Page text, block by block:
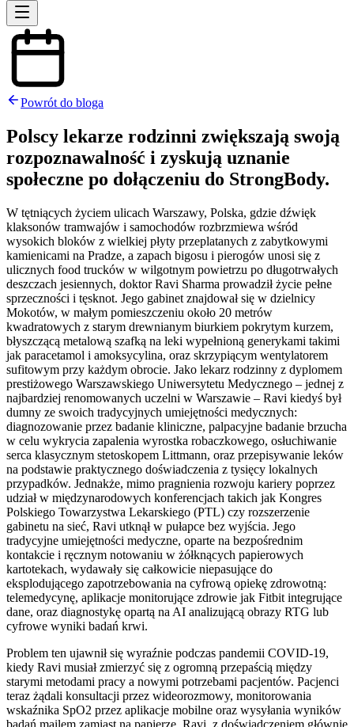
Powrót do bloga
Polscy lekarze rodzinni zwiększają swoją
rozpoznawalność i zyskują uznanie
społeczne po dołączeniu do StrongBody.
W tętniących życiem ulicach Warszawy, Polska, gdzie dźwięk
klaksonów tramwajów i samochodów rozbrzmiewa wśród
wysokich bloków z wielkiej płyty przeplatanych z zabytkowymi
kamienicami na Pradze, a zapach bigosu i pierogów unosi się z
ulicznych food trucków w wilgotnym powietrzu po długotrwałych
deszczach jesiennych, doktor Ravi Sharma prowadził życie pełne
sprzeczności i tęsknot. Jego gabinet znajdował się w dzielnicy
Mokotów, w małym pomieszczeniu około 20 metrów
kwadratowych z starym drewnianym biurkiem pokrytym kurzem,
błyszczącą metalową szafką na leki wypełnioną generykami takimi
jak paracetamol i amoksycylina, oraz skrzypiącym wentylatorem
sufitowym przy każdym obrocie. Jako lekarz rodzinny z dyplomem
prestiżowego Warszawskiego Uniwersytetu Medycznego – jednej z
najbardziej renomowanych uczelni w Warszawie – Ravi kiedyś był
dumny ze swoich tradycyjnych umiejętności medycznych:
diagnozowanie przez badanie kliniczne, palpacyjne badanie brzucha
w celu wykrycia zapalenia wyrostka robaczkowego, osłuchiwanie
serca klasycznym stetoskopem Littmann, oraz przepisywanie leków
na podstawie praktycznego doświadczenia z tysięcy lokalnych
przypadków. Jednakże, mimo pragnienia rozwoju kariery poprzez
udział w międzynarodowych konferencjach takich jak Kongres
Polskiego Towarzystwa Lekarskiego (PTL) czy rozszerzenie
gabinetu na sieć, Ravi utknął w pułapce bez wyjścia. Jego
tradycyjne umiejętności medyczne, oparte na bezpośrednim
kontakcie i ręcznym notowaniu w żółknących papierowych
kartotekach, wydawały się całkowicie niepasujące do
eksplodującego zapotrzebowania na cyfrową opiekę zdrowotną:
telemedycynę, aplikacje monitorujące zdrowie jak Fitbit integrujące
dane, oraz diagnostykę opartą na AI analizującą obrazy RTG lub
cyfrowe wyniki badań krwi.
Problem ten ujawnił się wyraźnie podczas pandemii COVID-19,
kiedy Ravi musiał zmierzyć się z ogromną przepaścią między
starymi metodami pracy a nowymi potrzebami pacjentów. Pacjenci
teraz żądali konsultacji przez wideorozmowy, monitorowania
wskaźnika SpO2 przez aplikacje mobilne oraz wysyłania wyników
badań mailem zamiast na papierze. Ravi, z doświadczeniem głównie